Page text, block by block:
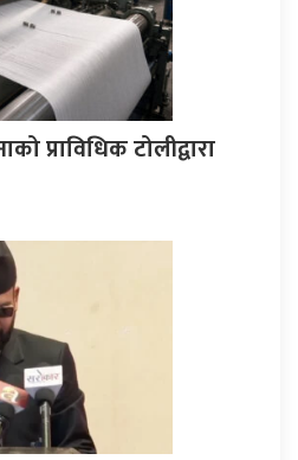
प्राविधिक टोलीद्वारा